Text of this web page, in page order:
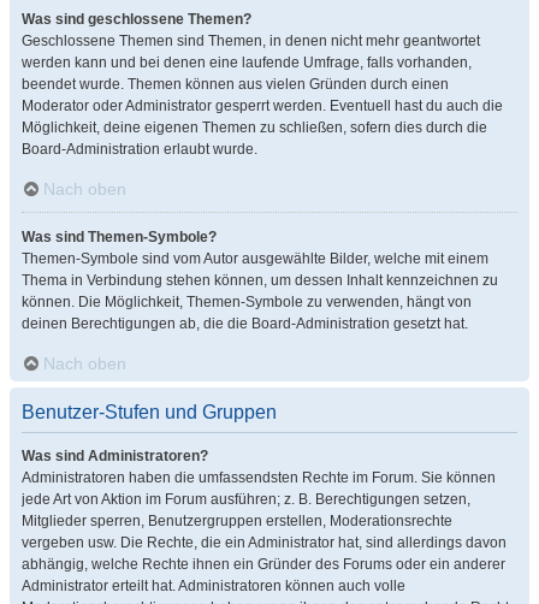
Was sind geschlossene Themen?
Geschlossene Themen sind Themen, in denen nicht mehr geantwortet
werden kann und bei denen eine laufende Umfrage, falls vorhanden,
beendet wurde. Themen können aus vielen Gründen durch einen
Moderator oder Administrator gesperrt werden. Eventuell hast du auch die
Möglichkeit, deine eigenen Themen zu schließen, sofern dies durch die
Board-Administration erlaubt wurde.
Nach oben
Was sind Themen-Symbole?
Themen-Symbole sind vom Autor ausgewählte Bilder, welche mit einem
Thema in Verbindung stehen können, um dessen Inhalt kennzeichnen zu
können. Die Möglichkeit, Themen-Symbole zu verwenden, hängt von
deinen Berechtigungen ab, die die Board-Administration gesetzt hat.
Nach oben
Benutzer-Stufen und Gruppen
Was sind Administratoren?
Administratoren haben die umfassendsten Rechte im Forum. Sie können
jede Art von Aktion im Forum ausführen; z. B. Berechtigungen setzen,
Mitglieder sperren, Benutzergruppen erstellen, Moderationsrechte
vergeben usw. Die Rechte, die ein Administrator hat, sind allerdings davon
abhängig, welche Rechte ihnen ein Gründer des Forums oder ein anderer
Administrator erteilt hat. Administratoren können auch volle